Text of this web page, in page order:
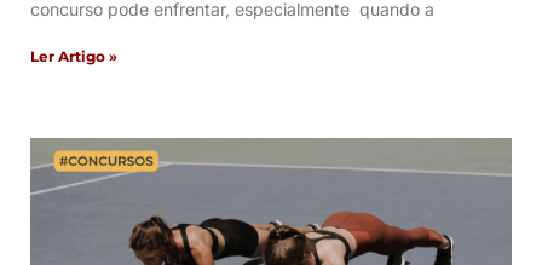
concurso pode enfrentar, especialmente quando a
Ler Artigo »